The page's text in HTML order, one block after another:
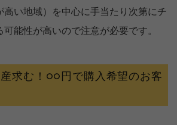
高い地域）を中心に手当たり次第にチ
能性が高いので注意が必要です。
産求む！○○円で購入希望のお客